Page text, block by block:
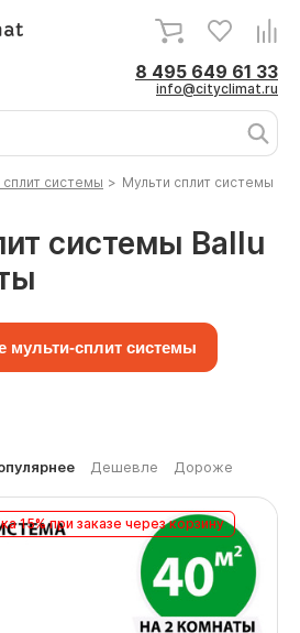
8 495 649 61 33
info@cityclimat.ru
сплит системы > Мульти сплит системы
системы Ballu
сплит системы
Дешевле Дороже
15% при заказе через корзину